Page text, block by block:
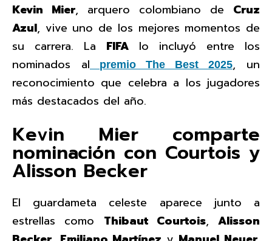
Kevin Mier, arquero colombiano de Cruz
Azul, vive uno de los mejores momentos de
su carrera. La FIFA lo incluyó entre los
nominados al
premio The Best 2025, un
reconocimiento que celebra a los jugadores
más destacados del año.
Kevin Mier comparte
nominación con Courtois y
Alisson Becker
El guardameta celeste aparece junto a
estrellas como Thibaut Courtois, Alisson